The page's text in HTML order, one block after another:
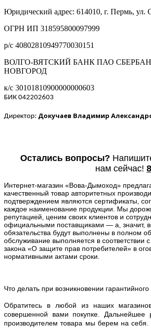
Юридический адрес: 614010, г. Пермь, ул.
ОГРН ИП 318595800097999
р/с 40802810949770030151
ВОЛГО-ВЯТСКИЙ БАНК ПАО
НОВГОРОД
к/с 30101810900000000603
БИК 042202603
Директор: Докучаев Владимир
Остались вопросы?
нам сейчас! 8
Интернет-магазин «Вова-Дымоход»
качественный товар авторитетных
подтверждением являются сертификаты,
каждое наименование продукции. Мы
репутацией, ценим своих клиентов и
официальными поставщиками — а, значит,
обязательства будут выполнены в полном
обслуживание выполняется в соответствии
закона «О защите прав потребителей» в
нормативными актами сроки.
Что делать при возникновении
Обратитесь в любой из наших
совершенной вами покупке. Дальнейшее
производителем товара мы берем на